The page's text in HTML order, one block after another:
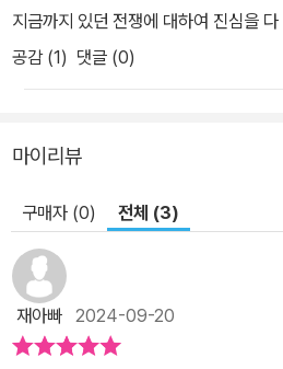
지금까지 있던 전쟁에 대하여 진심을
공감 (1) 댓글 (0)
마이리뷰
구매자 (0) 전체 (3)
재아빠 2024-09-20